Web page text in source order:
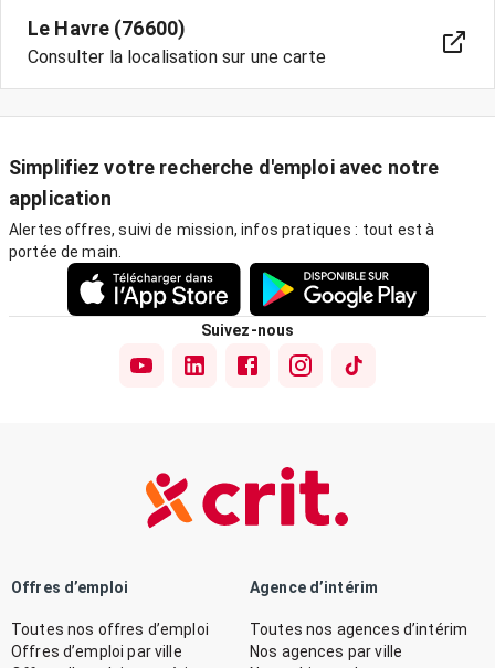
Le Havre (76600)
Consulter la localisation sur une carte
Simplifiez votre recherche d'emploi avec notre
application
Alertes offres, suivi de mission, infos pratiques : tout est à
portée de main.
Suivez-nous
Offres d’emploi
Toutes nos offres d’emploi
Offres d’emploi par ville
Agence d’intérim
Toutes nos agences d’intérim
Nos agences par ville